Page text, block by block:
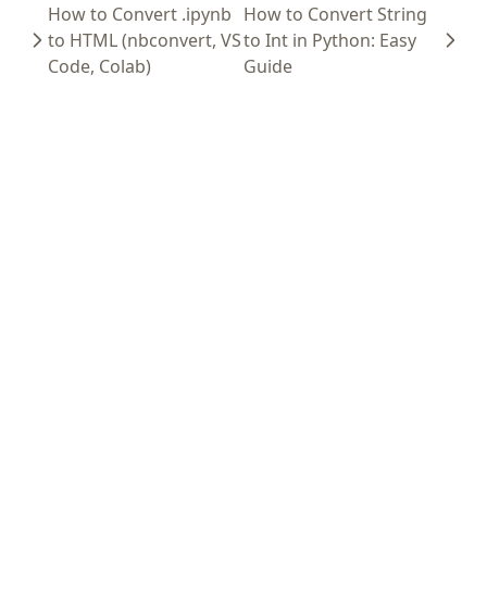
How to Convert .ipynb
to HTML (nbconvert, VS
Code, Colab)
How to Convert String
to Int in Python: Easy
Guide